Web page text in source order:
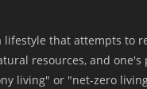
lifestyle that attempts to
resources, and
living" or "net-zero